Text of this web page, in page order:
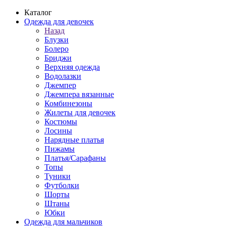
Каталог
Одежда для девочек
Назад
Блузки
Болеро
Бриджи
Верхняя одежда
Водолазки
Джемпер
Джемпера вязанные
Комбинезоны
Жилеты для девочек
Костюмы
Лосины
Нарядные платья
Пижамы
Платья/Сарафаны
Топы
Туники
Футболки
Шорты
Штаны
Юбки
Одежда для мальчиков